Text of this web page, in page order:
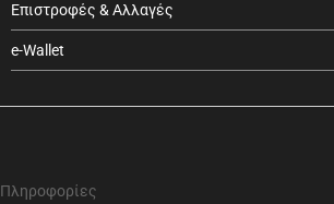
Επιστροφές & Αλλαγές
e-Wallet
Πληροφορίες